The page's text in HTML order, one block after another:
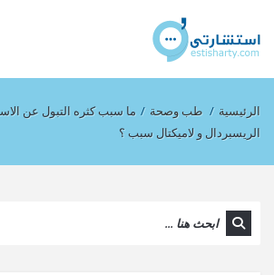
الرئيسية / طب وصحة / ما سبب كثره التبول عن
الريسبردال و لاميكتال سبب ؟